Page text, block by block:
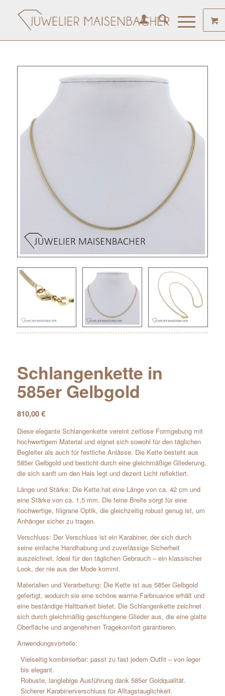
Schlangenkette in
585er Gelbgold
810,00€
Diese elegante Schlangenkette vereint zeitlose Formgebung mit
hochwertigem Material und eignet sich sowohl für den täglichen
Begleiter als auch für festliche Anlässe. Die Kette besteht aus
585er Gelbgold und besticht durch eine gleichmäßige Gliederung,
die sich sanft um den Hals legt und dezent Licht reflektiert.
Länge und Stärke: Die Kette hat eine Länge von ca. 42 cm und
eine Stärke von ca. 1,5 mm. Die feine Breite sorgt für eine
hochwertige, filigrane Optik, die gleichzeitig robust genug ist, um
Anhänger sicher zu tragen.
Verschluss: Der Verschluss ist ein Karabiner, der sich durch
seine einfache Handhabung und zuverlässige Sicherheit
auszeichnet. Ideal für den täglichen Gebrauch – ein klassischer
Look, der nie aus der Mode kommt.
Materialien und Verarbeitung: Die Kette ist aus 585er Gelbgold
gefertigt, wodurch sie eine schöne warme Farbnuance erhält und
eine beständige Haltbarkeit bietet. Die Schlangenkette zeichnet
sich durch gleichmäßig geschlungene Glieder aus, die eine glatte
Oberfläche und angenehmen Tragekomfort garantieren.
Anwendungsvorteile:
Vielseitig kombinierbar: passt zu fast jedem Outfit – von leger
bis elegant.
Robuste, langlebige Ausführung dank 585er Goldqualität.
Sicherer Karabinerverschluss für Alltagstauglichkeit.